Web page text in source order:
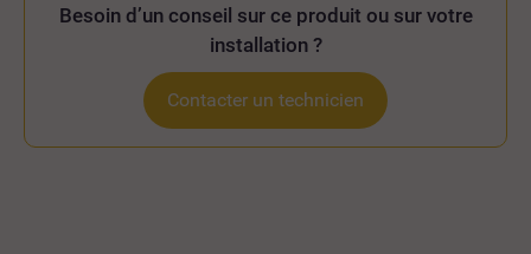
Besoin d’un conseil sur ce produit ou sur votre
installation ?
Contacter un technicien